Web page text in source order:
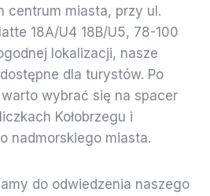
centrum miasta, przy ul.
18A/U4 18B/U5, 78-100
lokalizacji, nasze
dla turystów. Po
wybrać się na spacer
Kołobrzegu i
nadmorskiego miasta.
do odwiedzenia naszego